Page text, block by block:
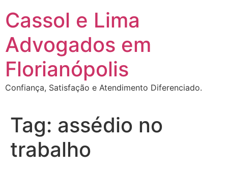
para
conteúdo
Cassol e Lima
Advogados em
Florianópolis
Confiança, Satisfação e Atendimento Diferenciado.
Tag: assédio no
trabalho